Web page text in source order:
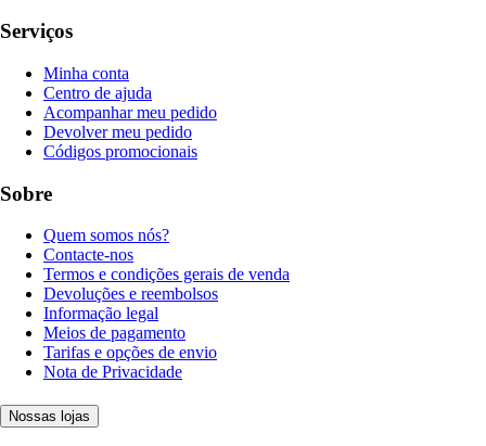
Serviços
Minha conta
Centro de ajuda
Acompanhar meu pedido
Devolver meu pedido
Códigos promocionais
Sobre
Quem somos nós?
Contacte-nos
Termos e condições gerais de venda
Devoluções e reembolsos
Informação legal
Meios de pagamento
Tarifas e opções de envio
Nota de Privacidade
Nossas lojas